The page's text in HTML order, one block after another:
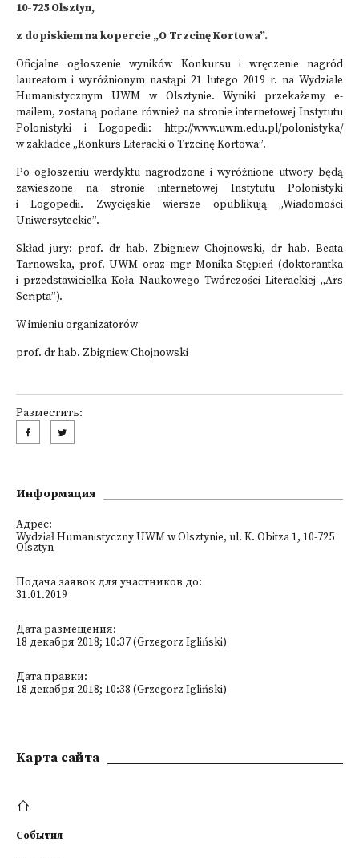
10-725 Olsztyn,
z dopiskiem na kopercie „O Trzcinę Kortowa”.
Oficjalne ogłoszenie wyników Konkursu i wręczenie nagród
laureatom i wyróżnionym nastąpi 21 lutego 2019 r. na Wydziale
Humanistycznym UWM w Olsztynie. Wyniki przekażemy e-
mailem, zostaną podane również na stronie internetowej Instytutu
Polonistyki i Logopedii: http://www.uwm.edu.pl/polonistyka/
w zakładce „Konkurs Literacki o Trzcinę Kortowa”.
Po ogłoszeniu werdyktu nagrodzone i wyróżnione utwory będą
zawieszone na stronie internetowej Instytutu Polonistyki
i Logopedii. Zwycięskie wiersze opublikują „Wiadomości
Uniwersyteckie”.
Skład jury: prof. dr hab. Zbigniew Chojnowski, dr hab. Beata
Tarnowska, prof. UWM oraz mgr Monika Stępień (doktorantka
i przedstawicielka Koła Naukowego Twórczości Literackiej „Ars
Scripta”).
W imieniu organizatorów
prof. dr hab. Zbigniew Chojnowski
Разместить:
Информация
Адрес:
Wydział Humanistyczny UWM w Olsztynie, ul. K. Obitza 1, 10-725
Olsztyn
Подача заявок для участников до:
31.01.2019
Дата размещения:
18 декабря 2018; 10:37 (Grzegorz Igliński)
Дата правки:
18 декабря 2018; 10:38 (Grzegorz Igliński)
Kарта сайта
События